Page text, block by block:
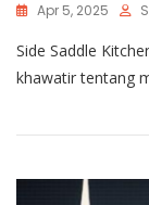
Apr 5, 2025
Side Saddle
khawatir tentang